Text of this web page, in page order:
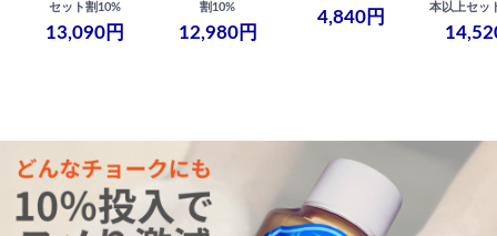
セット割10%
13,090円
割10%
12,980円
4,840円
本以上セッ